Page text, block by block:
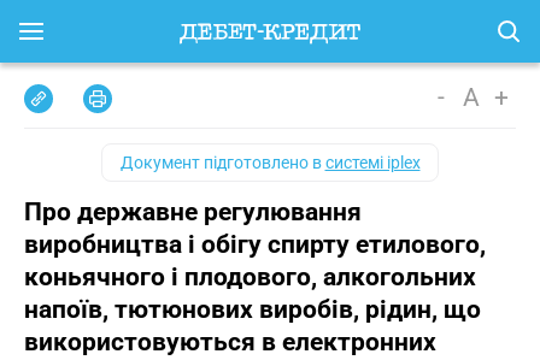
- A +
Документ підготовлено всистемі iplex
Про державне регулювання
виробництва і обігу спирту етилового,
коньячного і плодового, алкогольних
напоїв, тютюнових виробів, рідин, що
використовуються в електронних